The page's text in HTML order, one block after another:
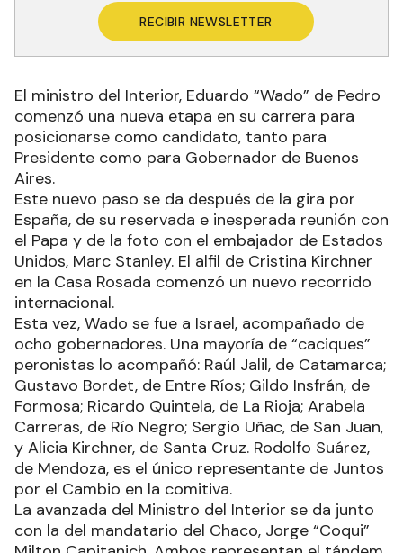
RECIBIR NEWSLETTER
El ministro del Interior, Eduardo “Wado” de Pedro
comenzó una nueva etapa en su carrera para
posicionarse como candidato, tanto para
Presidente como para Gobernador de Buenos
Aires.
Este nuevo paso se da después de la gira por
España, de su reservada e inesperada reunión con
el Papa y de la foto con el embajador de Estados
Unidos, Marc Stanley. El alfil de Cristina Kirchner
en la Casa Rosada comenzó un nuevo recorrido
internacional.
Esta vez, Wado se fue a Israel, acompañado de
ocho gobernadores. Una mayoría de “caciques”
peronistas lo acompañó: Raúl Jalil, de Catamarca;
Gustavo Bordet, de Entre Ríos; Gildo Insfrán, de
Formosa; Ricardo Quintela, de La Rioja; Arabela
Carreras, de Río Negro; Sergio Uñac, de San Juan,
y Alicia Kirchner, de Santa Cruz. Rodolfo Suárez,
de Mendoza, es el único representante de Juntos
por el Cambio en la comitiva.
La avanzada del Ministro del Interior se da junto
con la del mandatario del Chaco, Jorge “Coqui”